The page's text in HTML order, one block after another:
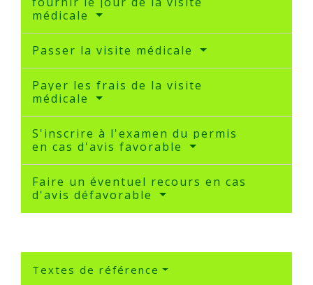
médicale
Passer la visite médicale
Payer les frais de la visite
médicale
S'inscrire à l'examen du permis
en cas d'avis favorable
Faire un éventuel recours en cas
d'avis défavorable
Textes de référence